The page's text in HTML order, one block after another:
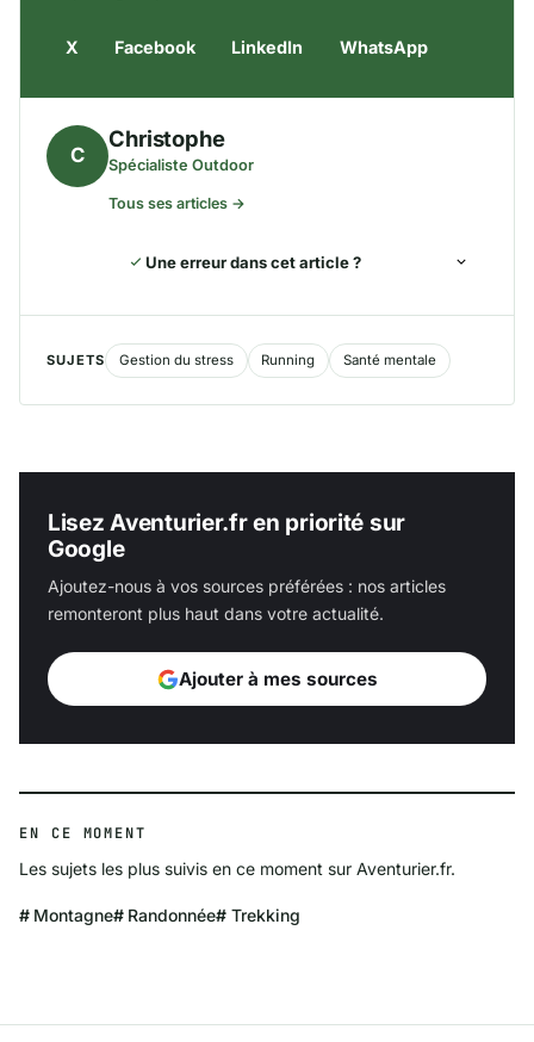
X Facebook LinkedIn WhatsApp
C
Christophe
Spécialiste Outdoor
Tous ses articles →
Une erreur dans cet article ?
SUJETS Gestion du stress Running Santé mentale
Lisez Aventurier.fr en priorité sur
Google
Ajoutez-nous à vos sources préférées : nos articles
remonteront plus haut dans votre actualité.
Ajouter à mes sources
EN CE MOMENT
Les sujets les plus suivis en ce moment sur Aventurier.fr.
Montagne Randonnée Trekking